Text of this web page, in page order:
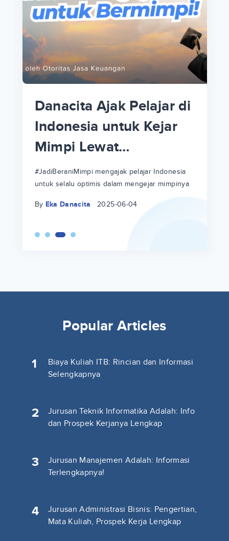
Danacita Ajak Pelajar di
Indonesia untuk Kejar
Mimpi Lewat
#JadiBeraniMimpi
#JadiBeraniMimpi mengajak pelajar Indonesia
untuk selalu optimis dalam mengejar mimpinya
By Eka Danacita 2025-06-04
Popular Articles
1
Biaya Kuliah ITB: Rincian dan Informasi
Selengkapnya
2
Jurusan Teknik Informatika Adalah: Info
dan Prospek Kerjanya Lengkap
3
Jurusan Manajemen Adalah: Informasi
Terlengkapnya!
4
Jurusan Administrasi Bisnis: Pengertian,
Mata Kuliah, Prospek Kerja Lengkap